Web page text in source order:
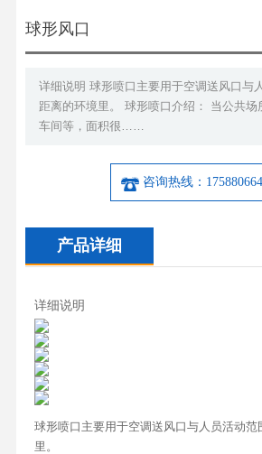
球形风口
详细说明 球形喷口主要用于空调送风口与
距离的环境里。 球形喷口介绍： 当公共场
车间等，面积很……
咨询热线：
产品详细
详细说明
球形喷口主要用于空调送风口与人员活动范
里。